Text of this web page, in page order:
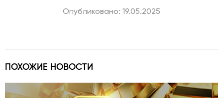
Опубликовано: 19.05.2025
ПОХОЖИЕ НОВОСТИ